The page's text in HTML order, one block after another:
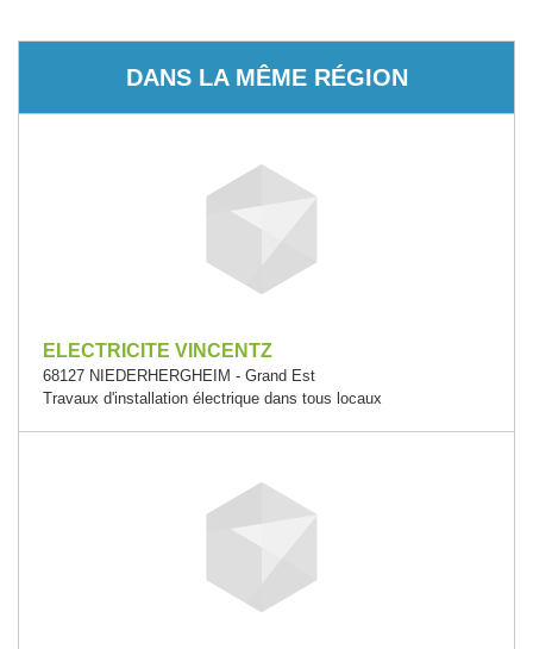
DANS LA MÊME RÉGION
ELECTRICITE VINCENTZ
68127 NIEDERHERGHEIM - Grand Est
Travaux d'installation électrique dans tous locaux